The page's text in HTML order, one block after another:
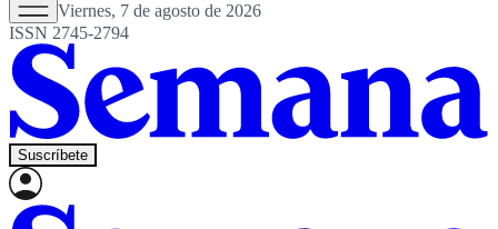
Viernes, 7 de agosto de 2026
ISSN 2745-2794
Suscríbete